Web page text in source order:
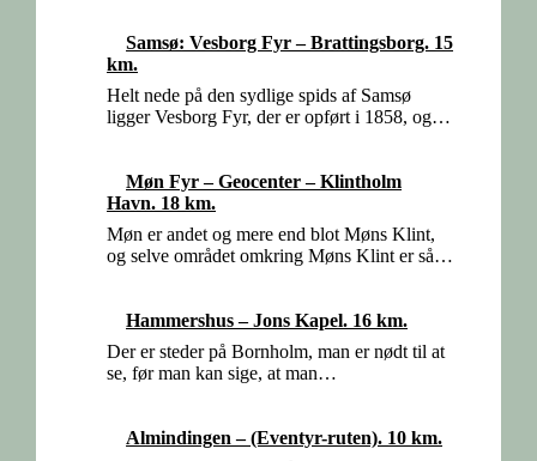
Samsø: Vesborg Fyr – Brattingsborg. 15
km.
Helt nede på den sydlige spids af Samsø
ligger Vesborg Fyr, der er opført i 1858, og…
Møn Fyr – Geocenter – Klintholm
Havn. 18 km.
Møn er andet og mere end blot Møns Klint,
og selve området omkring Møns Klint er så…
Hammershus – Jons Kapel. 16 km.
Der er steder på Bornholm, man er nødt til at
se, før man kan sige, at man…
Almindingen – (Eventyr-ruten). 10 km.